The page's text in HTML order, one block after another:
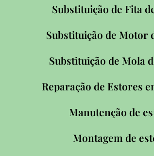
Substituição de Fita
Substituição de Motor
Substituição de Mola
Reparação de Estores
Manutenção de
Montagem de